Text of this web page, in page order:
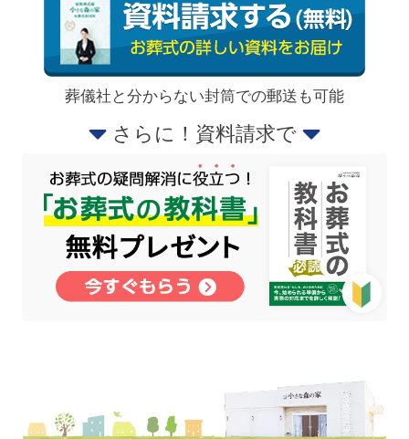
葬儀社と分からない封筒での郵送も可能
さらに！資料請求で